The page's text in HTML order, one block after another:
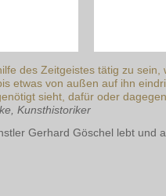
des Zeitgeistes tätig zu sein,
etwas von außen auf ihn
sieht, dafür oder
Kunsthistoriker
Gerhard Göschel lebt und